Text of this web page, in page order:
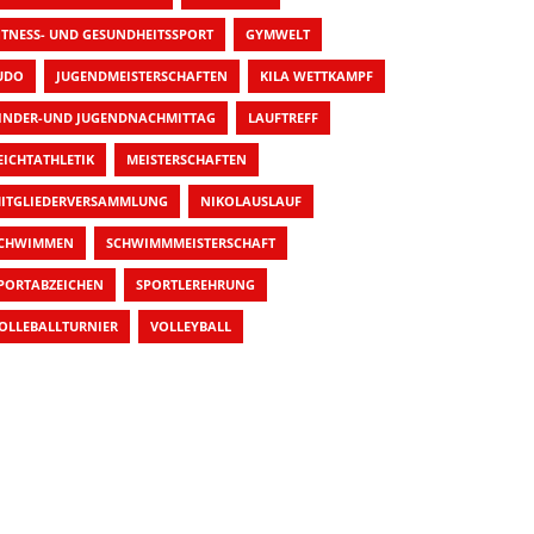
UND GESUNDHEITSSPORT GYMWELT
JUGENDMEISTERSCHAFTEN KILA WETTKAMPF
UND JUGENDNACHMITTAG LAUFTREFF
MEISTERSCHAFTEN
NIKOLAUSLAUF
SCHWIMMMEISTERSCHAFT
SPORTLEREHRUNG
VOLLEYBALL